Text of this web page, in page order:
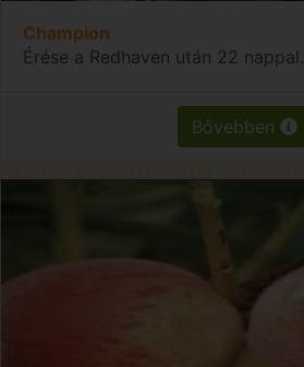
Champion
Érése a Redhaven után 22 nappal.
Bővebben